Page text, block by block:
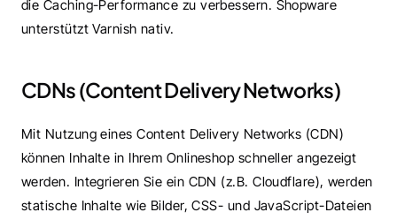
die Caching-Performance zu verbessern. Shopware
unterstützt Varnish nativ.
CDNs (Content Delivery Networks)
Mit Nutzung eines Content Delivery Networks (CDN)
können Inhalte in Ihrem Onlineshop schneller angezeigt
werden. Integrieren Sie ein CDN (z.B. Cloudflare), werden
statische Inhalte wie Bilder, CSS- und JavaScript-Dateien